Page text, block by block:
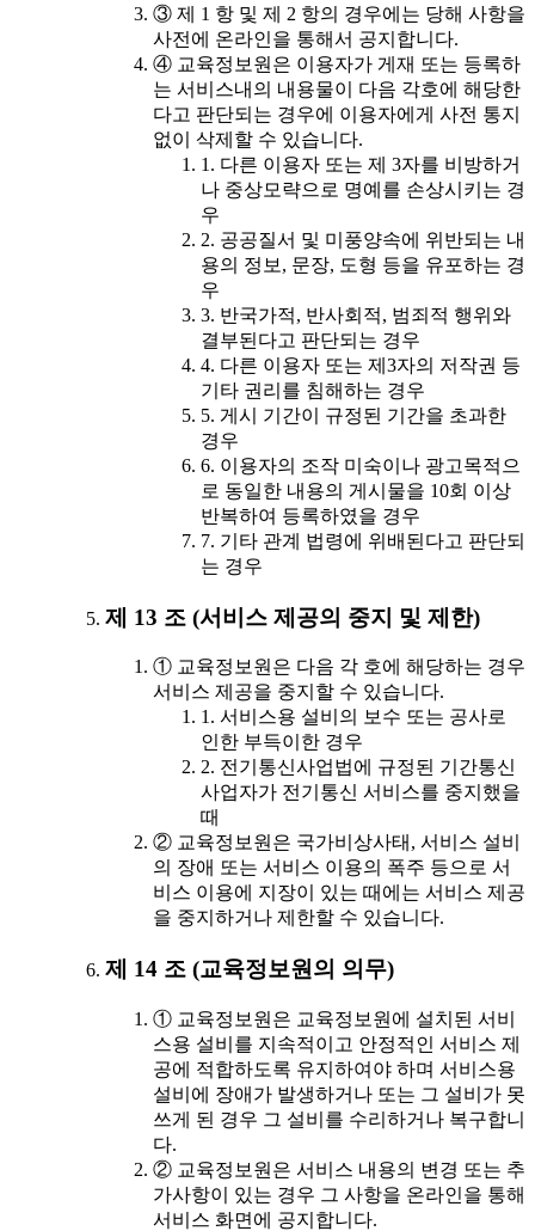
③ 제 1 항 및 제 2 항의 경우에는 당해 사항을
사전에 온라인을 통해서 공지합니다.
④ 교육정보원은 이용자가 게재 또는 등록하
는 서비스내의 내용물이 다음 각호에 해당한
다고 판단되는 경우에 이용자에게 사전 통지
없이 삭제할 수 있습니다.
1. 다른 이용자 또는 제 3자를 비방하거
나 중상모략으로 명예를 손상시키는 경
우
2. 공공질서 및 미풍양속에 위반되는 내
용의 정보, 문장, 도형 등을 유포하는 경
우
3. 반국가적, 반사회적, 범죄적 행위와
결부된다고 판단되는 경우
4. 다른 이용자 또는 제3자의 저작권 등
기타 권리를 침해하는 경우
5. 게시 기간이 규정된 기간을 초과한
경우
6. 이용자의 조작 미숙이나 광고목적으
로 동일한 내용의 게시물을 10회 이상
반복하여 등록하였을 경우
7. 기타 관계 법령에 위배된다고 판단되
는 경우
제 13 조 (서비스 제공의 중지 및 제한)
① 교육정보원은 다음 각 호에 해당하는 경우
서비스 제공을 중지할 수 있습니다.
1. 서비스용 설비의 보수 또는 공사로
인한 부득이한 경우
2. 전기통신사업법에 규정된 기간통신
사업자가 전기통신 서비스를 중지했을
때
② 교육정보원은 국가비상사태, 서비스 설비
의 장애 또는 서비스 이용의 폭주 등으로 서
비스 이용에 지장이 있는 때에는 서비스 제공
을 중지하거나 제한할 수 있습니다.
제 14 조 (교육정보원의 의무)
① 교육정보원은 교육정보원에 설치된 서비
스용 설비를 지속적이고 안정적인 서비스 제
공에 적합하도록 유지하여야 하며 서비스용
설비에 장애가 발생하거나 또는 그 설비가 못
쓰게 된 경우 그 설비를 수리하거나 복구합니
다.
② 교육정보원은 서비스 내용의 변경 또는 추
가사항이 있는 경우 그 사항을 온라인을 통해
서비스 화면에 공지합니다.